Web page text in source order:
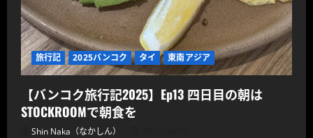
旅行記 2025バンコク タイ 東南アジア
【バンコク旅行記2025】Ep13 四日目の朝は
STOCKROOMで朝食を
Shin Naka（なかしん）